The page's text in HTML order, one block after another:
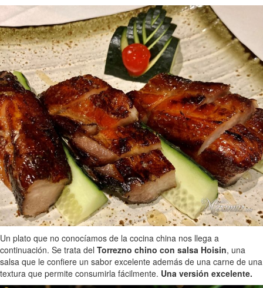
Un plato que no conocíamos de la cocina china nos llega a
continuación. Se trata del Torrezno chino con salsa Hoisin, una
salsa que le confiere un sabor excelente además de una carne de una
textura que permite consumirla fácilmente. Una versión excelente.